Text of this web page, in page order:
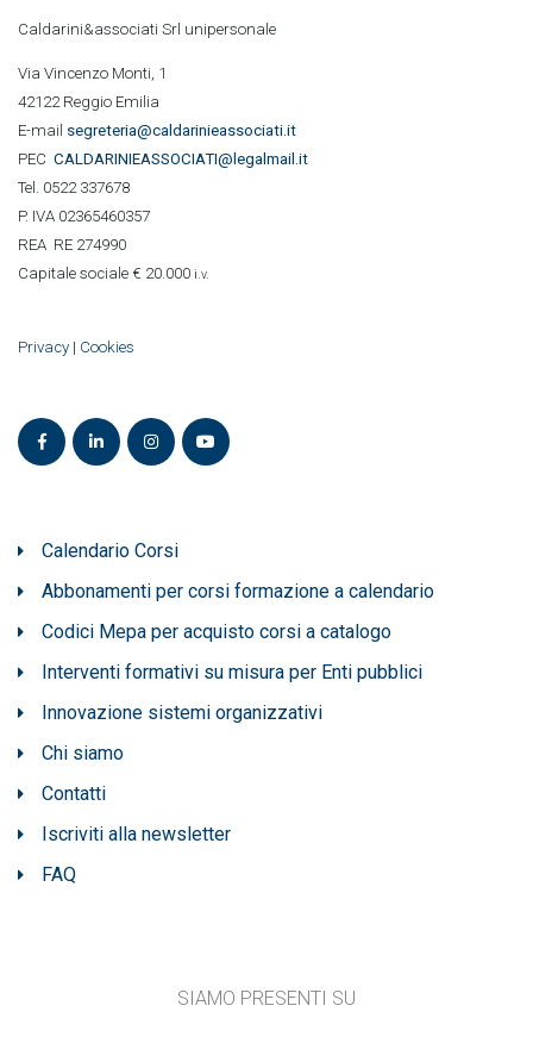
Caldarini&associati Srl unipersonale
Via Vincenzo Monti, 1
42122 Reggio Emilia
E-mail segreteria@caldarinieassociati.it
PEC CALDARINIEASSOCIATI@legalmail.it
Tel. 0522 337678
P. IVA 02365460357
REA RE 274990
Capitale sociale € 20.000 i.v.
Privacy | Cookies
Calendario Corsi
Abbonamenti per corsi formazione a calendario
Codici Mepa per acquisto corsi a catalogo
Interventi formativi su misura per Enti pubblici
Innovazione sistemi organizzativi
Chi siamo
Contatti
Iscriviti alla newsletter
FAQ
SIAMO PRESENTI SU